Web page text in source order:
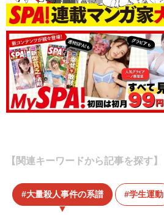
【関連キーワードから記事を探す】
大量殺人事件の系譜 学生運動